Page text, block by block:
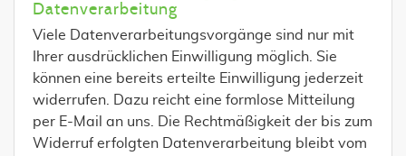
Datenverarbeitung
Viele Datenverarbeitungsvorgänge sind nur mit
Ihrer ausdrücklichen Einwilligung möglich. Sie
können eine bereits erteilte Einwilligung jederzeit
widerrufen. Dazu reicht eine formlose Mitteilung
per E-Mail an uns. Die Rechtmäßigkeit der bis zum
Widerruf erfolgten Datenverarbeitung bleibt vom